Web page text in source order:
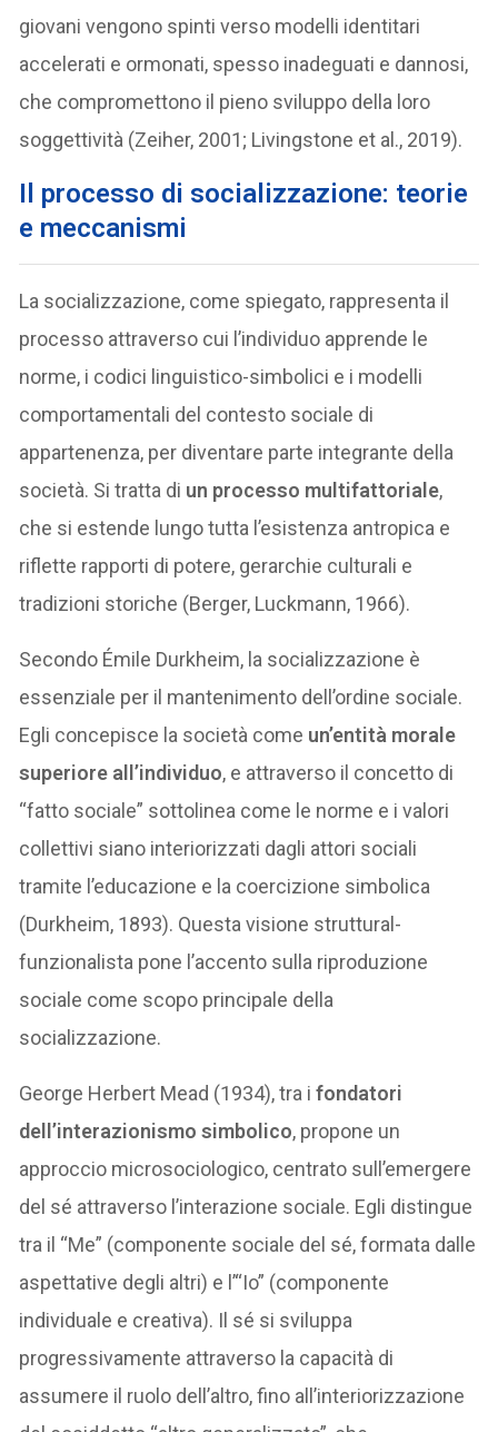
giovani vengono spinti verso modelli identitari
accelerati e ormonati, spesso inadeguati e dannosi,
che compromettono il pieno sviluppo della loro
soggettività (Zeiher, 2001; Livingstone et al., 2019).
Il processo di socializzazione: teorie
e meccanismi
La socializzazione, come spiegato, rappresenta il
processo attraverso cui l’individuo apprende le
norme, i codici linguistico-simbolici e i modelli
comportamentali del contesto sociale di
appartenenza, per diventare parte integrante della
società. Si tratta di un processo multifattoriale,
che si estende lungo tutta l’esistenza antropica e
riflette rapporti di potere, gerarchie culturali e
tradizioni storiche (Berger, Luckmann, 1966).
Secondo Émile Durkheim, la socializzazione è
essenziale per il mantenimento dell’ordine sociale.
Egli concepisce la società come un’entità morale
superiore all’individuo, e attraverso il concetto di
“fatto sociale” sottolinea come le norme e i valori
collettivi siano interiorizzati dagli attori sociali
tramite l’educazione e la coercizione simbolica
(Durkheim, 1893). Questa visione struttural-
funzionalista pone l’accento sulla riproduzione
sociale come scopo principale della
socializzazione.
George Herbert Mead (1934), tra ifondatori
dell’interazionismo simbolico, propone un
approccio microsociologico, centrato sull’emergere
del sé attraverso l’interazione sociale. Egli distingue
tra il “Me” (componente sociale del sé, formata dalle
aspettative degli altri) e l’“Io” (componente
individuale e creativa). Il sé si sviluppa
progressivamente attraverso la capacità di
assumere il ruolo dell’altro, fino all’interiorizzazione